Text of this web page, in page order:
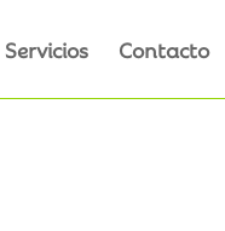
Servicios Contacto